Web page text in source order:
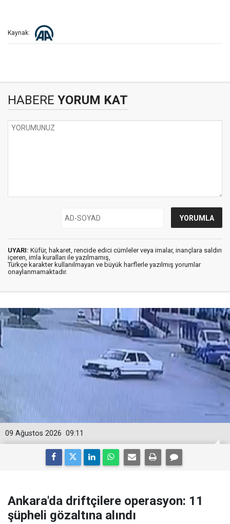
Kaynak:
HABERE YORUM KAT
UYARI: Küfür, hakaret, rencide edici cümleler veya imalar, inançlara saldırı
içeren, imla kuralları ile yazılmamış,
Türkçe karakter kullanılmayan ve büyük harflerle yazılmış yorumlar
onaylanmamaktadır.
09:11
09 Ağustos 2026
Ankara'da driftçilere operasyon: 11
şüpheli gözaltına alındı